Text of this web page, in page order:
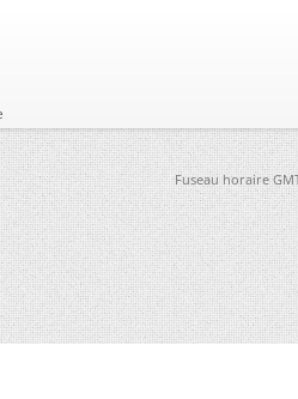
Fuseau horaire